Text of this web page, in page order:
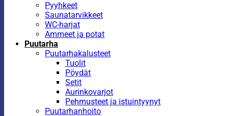
Pyyhkeet
Saunatarvikkeet
WC-harjat
Ammeet ja potat
Puutarha
Puutarhakalusteet
Tuolit
Pöydät
Setit
Aurinkovarjot
Pehmusteet ja istuintyynyt
Puutarhanhoito